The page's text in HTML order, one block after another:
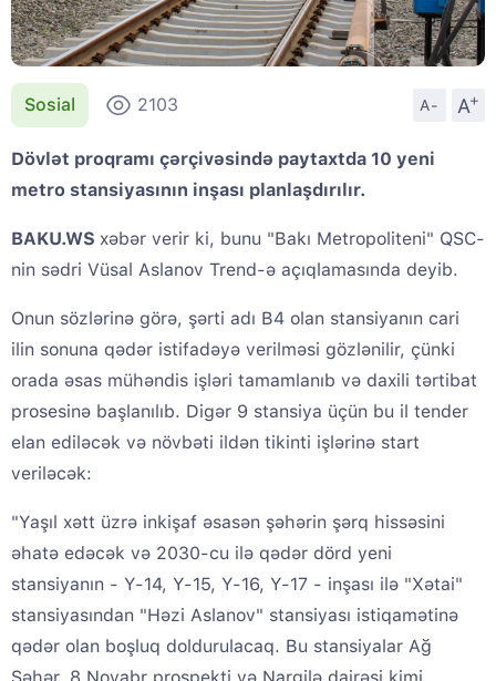
Sosial 2103 A- A
+
Dövlət proqramı çərçivəsində paytaxtda 10 yeni
metro stansiyasının inşası planlaşdırılır.
BAKU.WS xəbər verir ki, bunu "Bakı Metropoliteni" QSC-
nin sədri Vüsal Aslanov Trend-ə açıqlamasında deyib.
Onun sözlərinə görə, şərti adı B4 olan stansiyanın cari
ilin sonuna qədər istifadəyə verilməsi gözlənilir, çünki
orada əsas mühəndis işləri tamamlanıb və daxili tərtibat
prosesinə başlanılıb. Digər 9 stansiya üçün bu il tender
elan ediləcək və növbəti ildən tikinti işlərinə start
veriləcək:
"Yaşıl xətt üzrə inkişaf əsasən şəhərin şərq hissəsini
əhatə edəcək və 2030-cu ilə qədər dörd yeni
stansiyanın - Y-14, Y-15, Y-16, Y-17 - inşası ilə "Xətai"
stansiyasından "Həzi Aslanov" stansiyası istiqamətinə
qədər olan boşluq doldurulacaq. Bu stansiyalar Ağ